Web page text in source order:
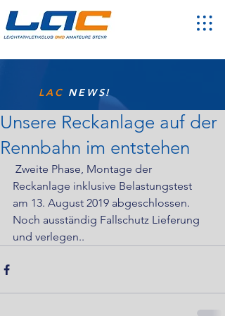
LAC NEWS!
Unsere Reckanlage auf der
Rennbahn im entstehen
Reckanlage inklusive Belastungstest
am 13. August 2019 abgeschlossen.
Noch ausständig Fallschutz Lieferung
und verlegen..